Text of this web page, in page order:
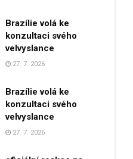
Brazílie volá ke
konzultaci svého
velvyslance
27. 7. 2026
Brazílie volá ke
konzultaci svého
velvyslance
27. 7. 2026